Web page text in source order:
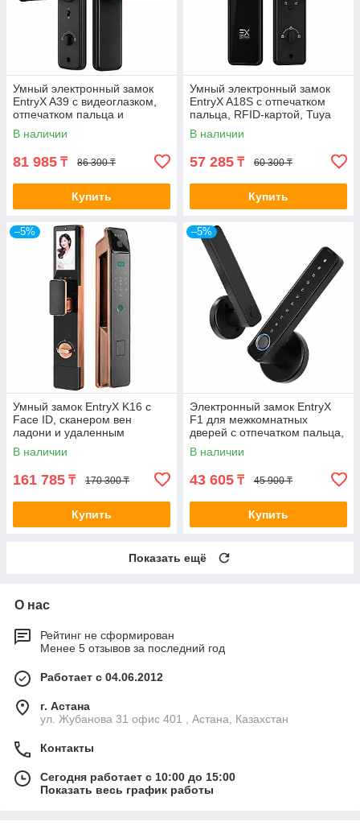
Умный электронный замок
EntryX A39 с видеоглазком,
отпечатком пальца и
управлением через
приложение Tuya
В наличии
81 985 ₸ 86 300 ₸
Купить
Умный электронный замок
EntryX A18S с отпечатком
пальца, RFID-картой, Tuya
Wi-Fi и удалённым
управлением
В наличии
57 285 ₸ 60 300 ₸
Купить
–5%
Умный замок EntryX K16 с
Face ID, сканером вен
ладони и удаленным
управлением
В наличии
161 785 ₸ 170 300 ₸
Купить
–5%
Электронный замок EntryX
F1 для межкомнатных
дверей с отпечатком пальца,
Bluetooth и Tuya
В наличии
43 605 ₸ 45 900 ₸
Купить
Показать ещё
О нас
Рейтинг не сформирован
Менее 5 отзывов за последний год
Работает с 04.06.2012
г. Астана
ул. Жубанова 31 офис 401 , Астана, Казахстан
Контакты
Сегодня работает с 10:00 до 15:00
Показать весь график работы